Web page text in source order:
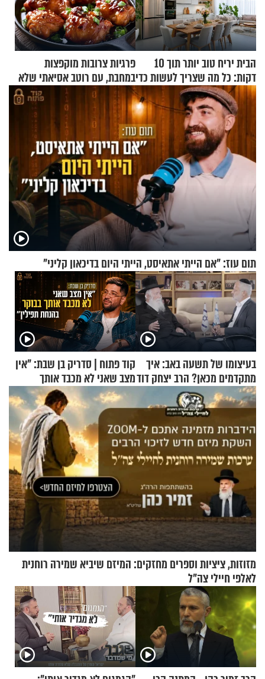
הבית יריח טוב יותר תוך 10
דקות: כל מה שצריך לעשות כדי
לרענן את הבית
פרגיות צרובות מוקפצות
במחבת, עם רוטב אסיאתי שלא
יישכח במהרה
תום עוז: "אם הייתי אתאיסט, הייתי היום בדיכאון קליני"
בעיצומו של תשעה באב: איך
מתקדמים מכאן? הרב יצחק דוד
גרוסמן בשיחה מיוחדת
קוד פתוח | סדריק בן שבת: "אין
מצב שאני לא מכבד אותך
בבוקר בהנחת תפילין"
מזוזות, ציציות וספרים מחזקים: המיזם שיביא שמירה רוחנית
לאלפי חיילי צה"ל